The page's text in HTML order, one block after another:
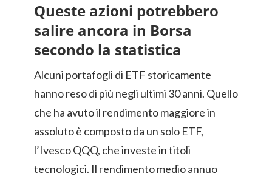
Queste azioni potrebbero
salire ancora in Borsa
secondo la statistica
Alcuni portafogli di ETF storicamente
hanno reso di più negli ultimi 30 anni. Quello
che ha avuto il rendimento maggiore in
assoluto è composto da un solo ETF,
l’Ivesco QQQ, che investe in titoli
tecnologici. Il rendimento medio annuo